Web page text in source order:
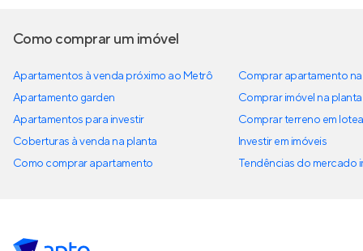
Como comprar um imóvel
Apartamentos à venda próximo ao Metrô
Apartamento garden
Apartamentos para investir
Coberturas à venda na planta
Como comprar apartamento
Comprar apartamento
Comprar imóvel na planta
Comprar terreno em
Investir em imóveis
Tendências do mercado